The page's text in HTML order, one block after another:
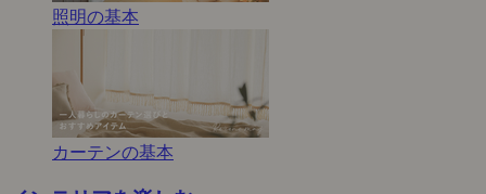
照明の基本
カーテンの基本